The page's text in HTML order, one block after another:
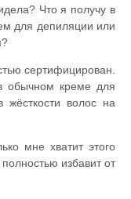
Что я получу в
для депиляции или
сертифицирован.
обычном креме для
жёсткости волос на
мне хватит этого
избавит от